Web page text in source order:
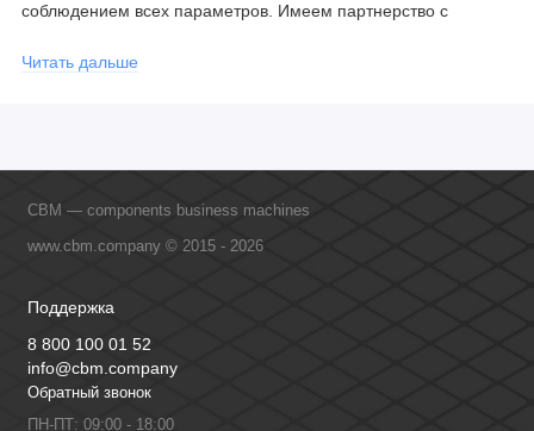
соблюдением всех параметров. Имеем партнерство с
обучение сотрудников, что позволяет исключить ошибки даже
Читать дальше
CBM — components business machines
www.cbm.company © 2015 - 2026
Поддержка
8 800 100 01 52
info@cbm.company
Обратный звонок
ПН-ПТ: 09:00 - 18:00